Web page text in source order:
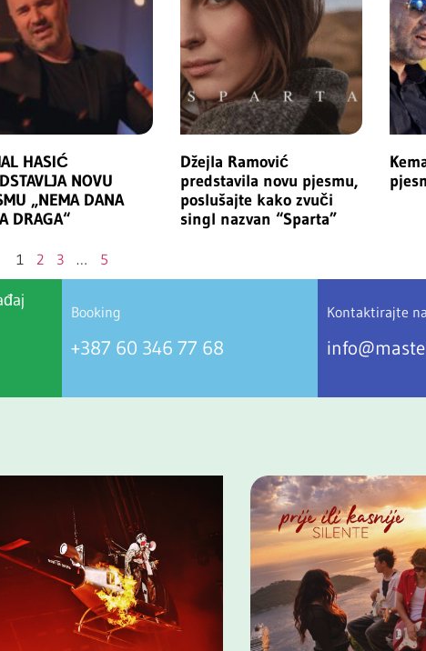
HASIĆ
NOVU
„NEMA DANA
DRAGA“
Džejla Ramović
predstavila novu pjesmu,
poslušajte kako zvuči
singl nazvan “Sparta”
1 2 3 … 5
Booking
+387 60 346 77 68
Kontaktirajte